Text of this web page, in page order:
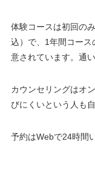
体験コースは初回の
込）で、1年間コース
意されています。通
カウンセリングはオ
びにくいという人も
予約はWebで24時間